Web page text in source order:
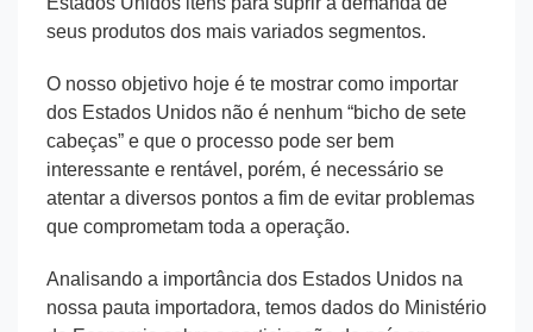
seus produtos dos mais variados segmentos.
O nosso objetivo hoje é te mostrar como importar
dos Estados Unidos não é nenhum “bicho de sete
cabeças” e que o processo pode ser bem
interessante e rentável, porém, é necessário se
atentar a diversos pontos a fim de evitar problemas
que comprometam toda a operação.
Analisando a importância dos Estados Unidos na
nossa pauta importadora, temos dados do Ministério